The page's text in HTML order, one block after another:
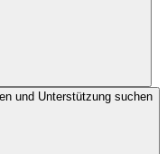
und Unterstützung suchen